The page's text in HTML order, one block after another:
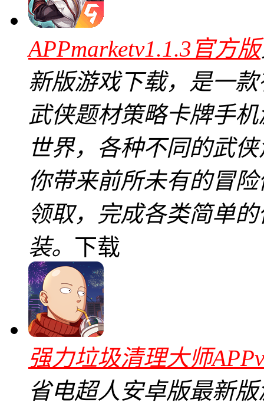
APPmarketv1.1.3官方版
新版游戏下载，是一
武侠题材策略卡牌手
世界，各种不同的武
你带来前所未有的冒
领取，完成各类简单
装。 下载
强力垃圾清理大师
省电超人安卓版最新